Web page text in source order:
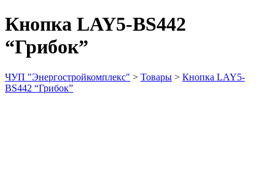
Кнопка LAY5-BS442
“Грибок”
ЧУП "Энергостройкомплекс" > Товары > Кнопка LAY5-
BS442 “Грибок”